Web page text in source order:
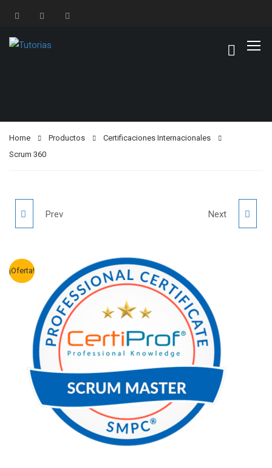
Home Productos
Certificaciones Internacionales
Scrum 360
27001 CON SGSI
Prev LEAD AUDITOR
Next
¡Oferta!